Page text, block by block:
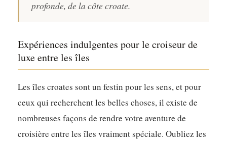
profonde, de la côte croate.
Expériences indulgentes pour le croiseur de
luxe entre les îles
Les îles croates sont un festin pour les sens, et pour
ceux qui recherchent les belles choses, il existe de
nombreuses façons de rendre votre aventure de
croisière entre les îles vraiment spéciale. Oubliez les